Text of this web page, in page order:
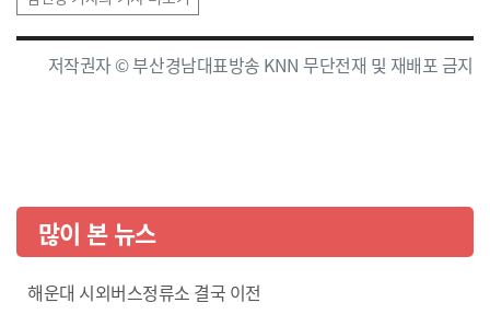
저작권자 © 부산경남대표방송 KNN 무단전재 및 재배포 금지
많이 본 뉴스
해운대 시외버스정류소 결국 이전